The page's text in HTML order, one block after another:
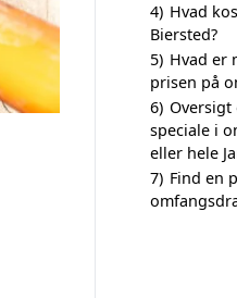
4) Hvad
Biersted?
5) Hvad er
prisen på
6)
speciale i
eller hele
7) Find en